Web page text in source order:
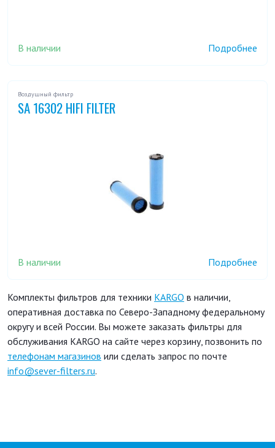
В наличии Подробнее
Воздушный фильтр
SA 16302 HIFI FILTER
В наличии Подробнее
Комплекты фильтров для техники KARGO в наличии,
оперативная доставка по Северо-Западному федеральному
округу и всей России. Вы можете заказать фильтры для
обслуживания KARGO на сайте через корзину, позвонить по
телефонам магазинов или сделать запрос по почте
info@sever-filters.ru.